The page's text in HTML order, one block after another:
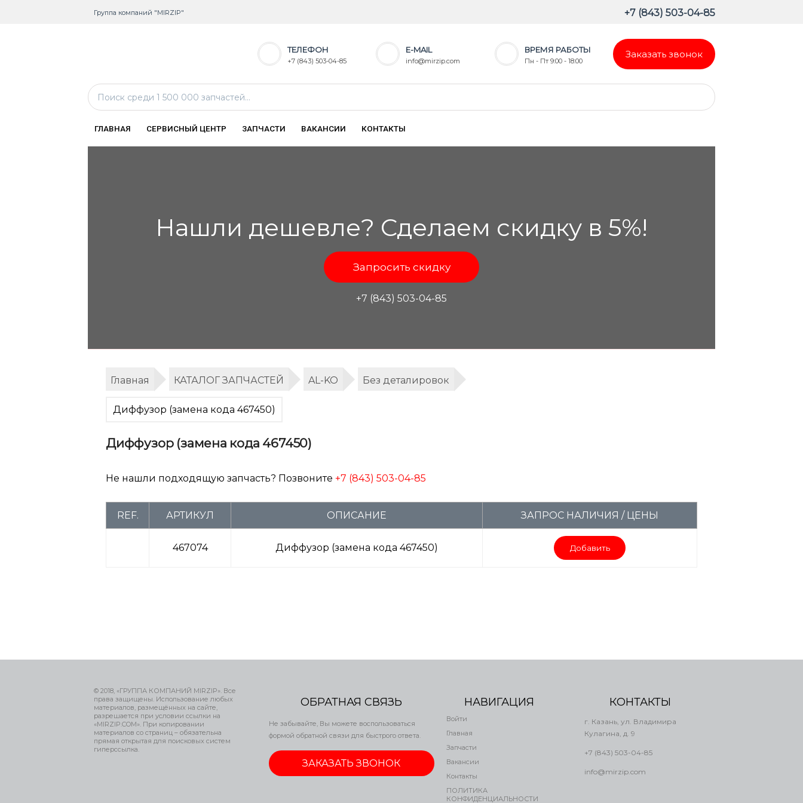
Группа компаний "MIRZIP" +7 (843) 503-04-85
ТЕЛЕФОН
+7 (843) 503-04-85
E-MAIL
info@mirzip.com
ВРЕМЯ РАБОТЫ
Пн - Пт 9:00 - 18:00
Заказать звонок
ГЛАВНАЯ СЕРВИСНЫЙ ЦЕНТР ЗАПЧАСТИ ВАКАНСИИ КОНТАКТЫ
Нашли дешевле? Сделаем скидку в 5%!
Запросить скидку
+7 (843) 503-04-85
Главная КАТАЛОГ ЗАПЧАСТЕЙ AL-KO Без деталировок
Диффузор (замена кода 467450)
Диффузор (замена кода 467450)
Не нашли подходящую запчасть? Позвоните +7 (843) 503-04-85
REF. АРТИКУЛ ОПИСАНИЕ ЗАПРОС НАЛИЧИЯ / ЦЕНЫ
467074 Диффузор (замена кода 467450) Добавить
© 2018, «ГРУППА КОМПАНИЙ MIRZIP». Все
права защищены. Использование любых
материалов, размещённых на сайте,
разрешается при условии ссылки на
«MIRZIP.COM». При копировании
материалов со страниц – обязательна
прямая открытая для поисковых систем
гиперссылка.
ОБРАТНАЯ СВЯЗЬ
Не забывайте, Вы можете воспользоваться
формой обратной связи для быстрого ответа.
ЗАКАЗАТЬ ЗВОНОК
НАВИГАЦИЯ
Войти
Главная
Запчасти
Вакансии
Контакты
ПОЛИТИКА
КОНФИДЕНЦИАЛЬНОСТИ
КОНТАКТЫ
г. Казань, ул. Владимира
Кулагина, д. 9
+7 (843) 503-04-85
info@mirzip.com